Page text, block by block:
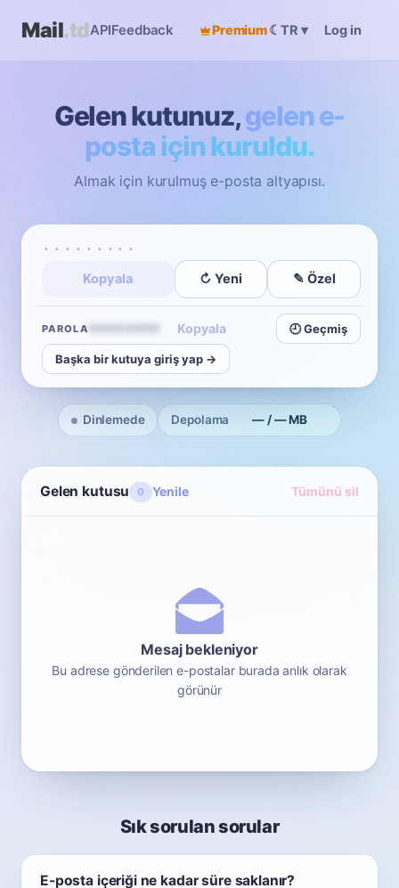
Mail.tdAPIFeedback Premium☾ TR ▾ Log in
Gelen kutunuz,gelen e-
posta için kuruldu.
Almak için kurulmuş e-posta altyapısı.
·········
Kopyala ↻ Yeni ✎ Özel
PAROLA Kopyala 🕘 Geçmiş
Başka bir kutuya giriş yap →
Dinlemede Depolama — / — MB
Gelen kutusu 0 Yenile Tümünü sil
Mesaj bekleniyor
Bu adrese gönderilen e-postalar burada anlık olarak
görünür
Sık sorulan sorular
E-posta içeriği ne kadar süre saklanır?